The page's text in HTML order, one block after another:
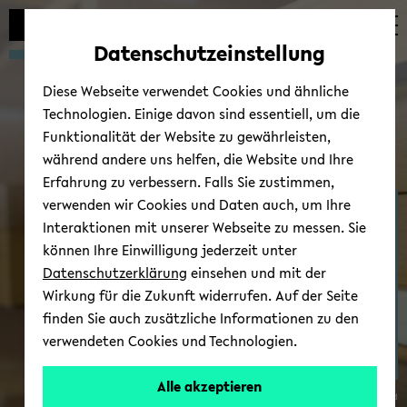
Automatische
vermeiden
zum
wechseln
zum
wechseln
zum
wechseln
Zen­trum für Theo­rien in
der his­to­ri­schen For­
schung
© Uni­ver­si­tät Bie­le­feld
Datenschutzeinstellung
Diese Webseite verwendet Cookies und ähnliche
Technologien. Einige davon sind essentiell, um die
Funktionalität der Website zu gewährleisten,
während andere uns helfen, die Website und Ihre
Erfahrung zu verbessern. Falls Sie zustimmen,
verwenden wir Cookies und Daten auch, um Ihre
Interaktionen mit unserer Webseite zu messen. Sie
können Ihre Einwilligung jederzeit unter
Datenschutzerklärung einsehen und mit der
Wirkung für die Zukunft widerrufen. Auf der Seite
finden Sie auch zusätzliche Informationen zu den
verwendeten Cookies und Technologien.
Alle akzeptieren